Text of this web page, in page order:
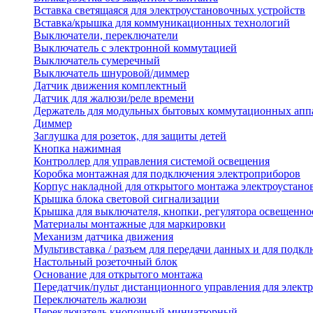
Вставка светящаяся для электроустановочных устройств
Вставка/крышка для коммуникационных технологий
Выключатели, переключатели
Выключатель с электронной коммутацией
Выключатель сумеречный
Выключатель шнуровой/диммер
Датчик движения комплектный
Датчик для жалюзи/реле времени
Держатель для модульных бытовых коммутационных
Диммер
Заглушка для розеток, для защиты детей
Кнопка нажимная
Контроллер для управления системой освещения
Коробка монтажная для подключения электроприборов
Корпус накладной для открытого монтажа
Крышка блока световой сигнализации
Крышка для выключателя, кнопки, регулятора
Материалы монтажные для маркировки
Механизм датчика движения
Мультивставка / разъем для передачи данных и для
Настольный розеточный блок
Основание для открытого монтажа
Передатчик/пульт дистанционного управления для
Переключатель жалюзи